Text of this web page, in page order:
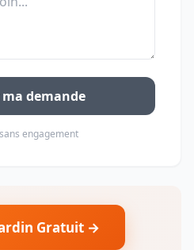
ma demande
engagement
Gratuit →